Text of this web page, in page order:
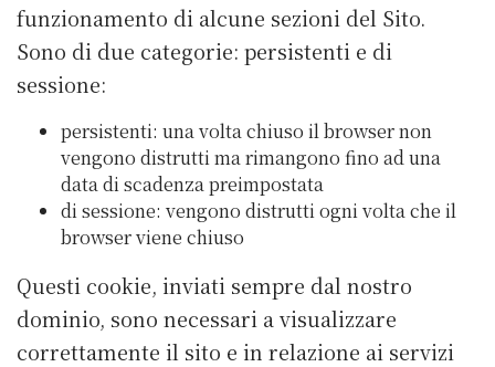
funzionamento di alcune sezioni del Sito.
Sono di due categorie: persistenti e di
sessione:
persistenti: una volta chiuso il browser non
vengono distrutti ma rimangono fino ad una
data di scadenza preimpostata
di sessione: vengono distrutti ogni volta che il
browser viene chiuso
Questi cookie, inviati sempre dal nostro
dominio, sono necessari a visualizzare
correttamente il sito e in relazione ai servizi